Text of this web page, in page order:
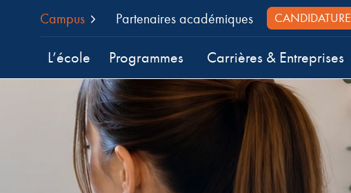
Campus Partenaires académiques CANDIDATURE
L’école Programmes Carrières & Entreprises